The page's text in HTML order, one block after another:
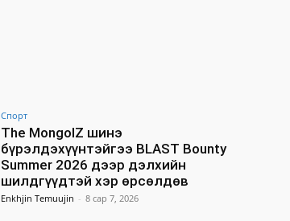
Спорт
The MongolZ шинэ
бүрэлдэхүүнтэйгээ BLAST Bounty
Summer 2026 дээр дэлхийн
шилдгүүдтэй хэр өрсөлдөв
Enkhjin Temuujin - 8 сар 7, 2026